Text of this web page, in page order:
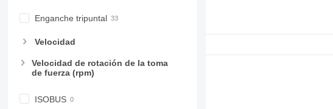
Enganche tripuntal
Velocidad
Velocidad de rotación de la toma
de fuerza (rpm)
ISOBUS